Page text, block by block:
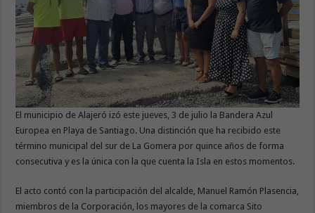
El municipio de Alajeró izó este jueves, 3 de julio la Bandera Azul
Europea en Playa de Santiago. Una distinción que ha recibido este
término municipal del sur de La Gomera por quince años de forma
consecutiva y es la única con la que cuenta la Isla en estos momentos.
El acto contó con la participación del alcalde, Manuel Ramón Plasencia,
miembros de la Corporación, los mayores de la comarca Sito